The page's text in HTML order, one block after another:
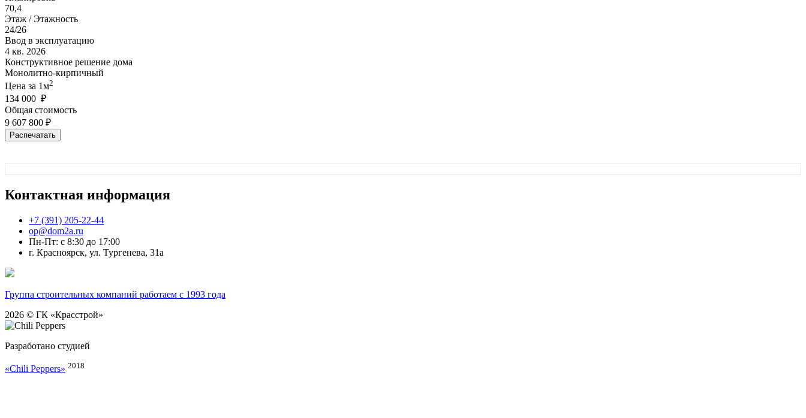
70,4
Этаж / Этажность
24/26
Ввод в эксплуатацию
4 кв. 2026
Конструктивное решение дома
Монолитно-кирпичный
Цена за 1м2
134 000 ₽
Общая стоимость
9 607 800 ₽
Распечатать
Контактная информация
+7 (391) 205-22-44
op@dom2a.ru
Пн-Пт: c 8:30 до 17:00
г. Красноярск, ул. Тургенева, 31а
Группа строительных компаний работаем с 1993 года
2026 © ГК «Красстрой»
Разработано студией
«Chili Peppers» 2018